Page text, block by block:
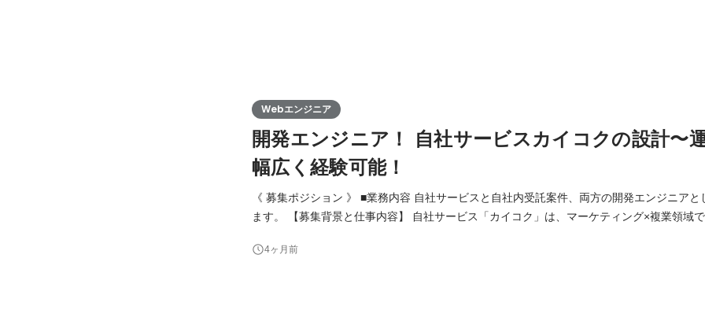
Webエンジニア
開発エンジニア！ 自社サービスカイコクの設計〜
幅広く経験可能！
《 募集ポジション 》 ■業務内容 自社サービスと自社内受託案件、両方の開発エンジニアと
ます。 【募集背景と仕事内容】 自社サービス「カイコク」は、マーケティング×複業領域で国内トップクラスの
ースされておりますが、機能追加など開発タスク
4ヶ月前